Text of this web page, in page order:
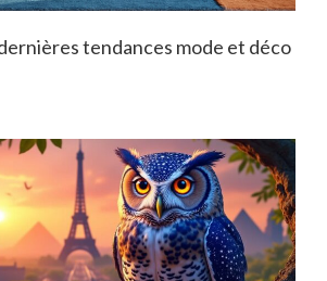
tendances mode et déco